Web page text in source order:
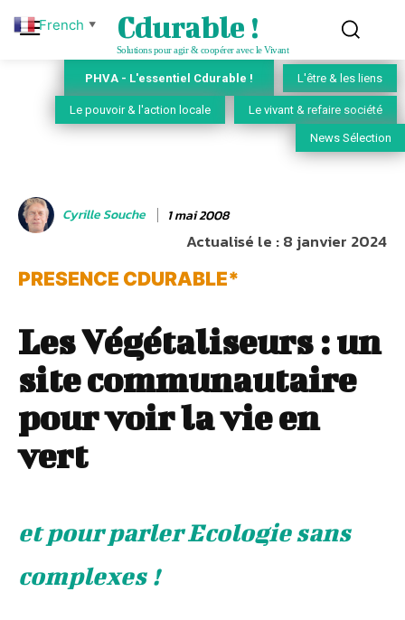
Cdurable !
Solutions pour agir & coopérer avec le Vivant
PHVA - L'essentiel Cdurable ! L'être & les liens
Le pouvoir & l'action locale Le vivant & refaire société
News Sélection
Cyrille Souche 1 mai 2008
Actualisé le :8 janvier 2024
PRESENCE CDURABLE*
Les Végétaliseurs : un
site communautaire
pour voir la vie en
vert
et pour parler Ecologie sans
complexes !
French ▼